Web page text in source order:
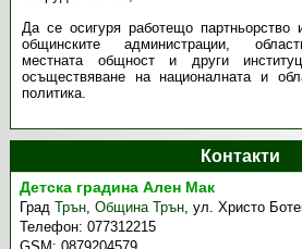
Да се осигуря работещо партньорство
общинските администрации,
местната общност и други
осъществяване на националната и
политика.
Контакти
Детска градина Ален Мак
ГрадТрън,Община Трън,ул. Христо
Телефон:077312215